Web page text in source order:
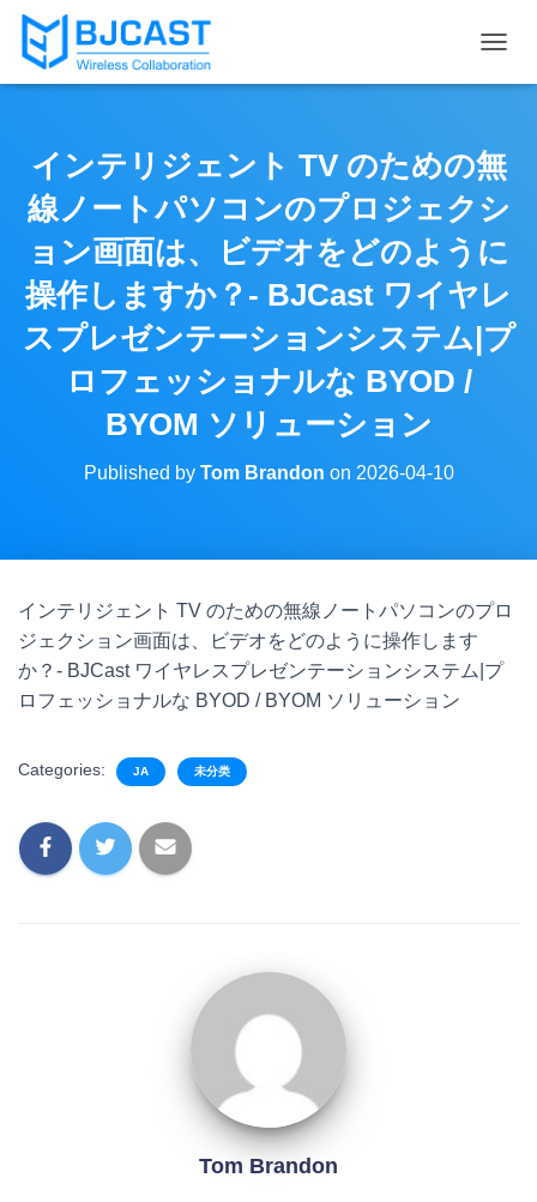
O
L
E
N
A
V
I
T
I
インテリジェント TV のための無
線ノートパソコンのプロジェクシ
ョン画面は、ビデオをどのように
操作しますか？- BJCast ワイヤレ
スプレゼンテーションシステム|プ
ロフェッショナルな BYOD /
BYOM ソリューション
Published by Tom Brandon on 2026-04-10
インテリジェント TV のための無線ノートパソコンのプロ
ジェクション画面は、ビデオをどのように操作します
か？- BJCast ワイヤレスプレゼンテーションシステム|プ
ロフェッショナルな BYOD / BYOM ソリューション
Categories: JA 未分类
Tom Brandon